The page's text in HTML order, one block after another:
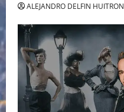
ALEJANDRO DELFIN HUITRON